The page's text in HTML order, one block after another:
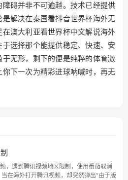
碍并非不可逾越。技术已经提供
解决在泰国看抖音世界杯海外无
澳大利亚看世界杯中文解说海外
选择那个能提供稳定、快速、安
无形，剩下的便是纯粹的体育激
下一次为精彩进球呐喊时，再无
，遇到腾讯视频地区限制，使用番茄取消